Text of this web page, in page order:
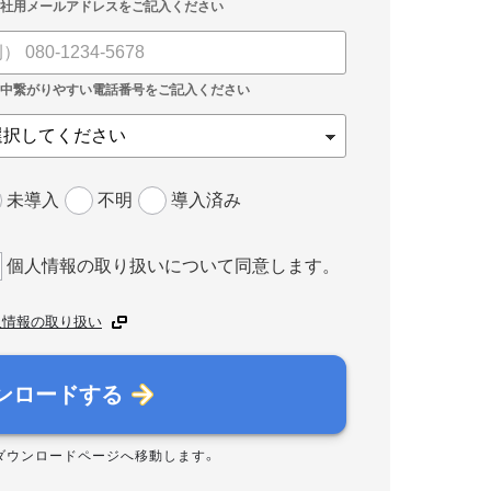
未導入 不明 導入済み
個人情報の取り扱いについて同意します。
報の取り扱い
ロードする
ウンロードページへ移動します。